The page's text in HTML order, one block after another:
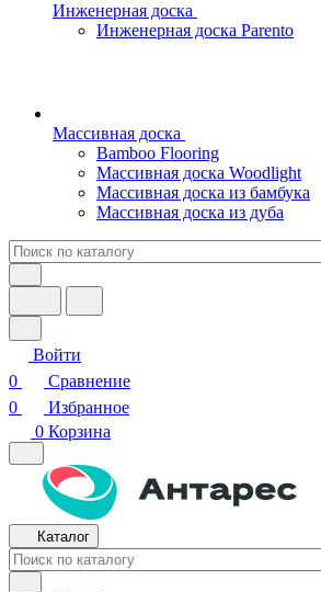
Инженерная доска
Инженерная доска Parento
Массивная доска
Bamboo Flooring
Массивная доска Woodlight
Массивная доска из бамбука
Массивная доска из дуба
Войти
0
Сравнение
0
Избранное
0 Корзина
Каталог